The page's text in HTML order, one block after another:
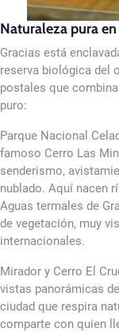
Naturaleza pura
Gracias está
reserva biológica del
postales que
puro:
Parque Nacional
famoso Cerro Las
senderismo,
nublado. Aquí nacen
Aguas termales de
de vegetación, muy
internacionales.
Mirador y Cerro El
vistas panorámicas
ciudad que respira
comparte con quien